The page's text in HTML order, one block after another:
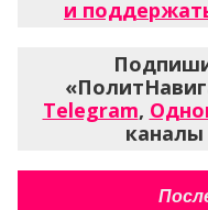
и
Telegram,
каналы